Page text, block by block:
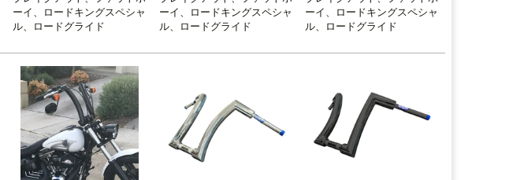
ーイ、ロードキングスペシャ
ル、ロードグライド
ーイ、ロードキングスペシャ
ル、ロードグライド
ーイ、ロードキングスペシャ
ル、ロードグライド